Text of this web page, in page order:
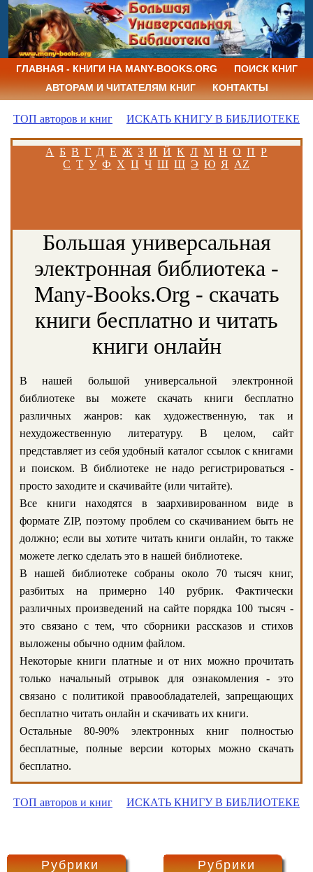
ГЛАВНАЯ - КНИГИ НА MANY-BOOKS.ORG
ПОИСК КНИГ
АВТОРАМ И ЧИТАТЕЛЯМ КНИГ
КОНТАКТЫ
ТОП авторов и книг ИСКАТЬ КНИГУ В БИБЛИОТЕКЕ
А Б В Г Д Е Ж З И Й К Л М Н О П Р
С Т У Ф Х Ц Ч Ш Щ Э Ю Я AZ
Большая универсальная
электронная библиотека -
Many-Books.Org - скачать
книги бесплатно и читать
книги онлайн
В нашей большой универсальной электронной
библиотеке вы можете скачать книги бесплатно
различных жанров: как художественную, так и
нехудожественную литературу. В целом, сайт
представляет из себя удобный каталог ссылок с книгами
и поиском. В библиотеке не надо регистрироваться -
просто заходите и скачивайте (или читайте).
Все книги находятся в заархивированном виде в
формате ZIP, поэтому проблем со скачиванием быть не
должно; если вы хотите читать книги онлайн, то также
можете легко сделать это в нашей библиотеке.
В нашей библиотеке собраны около 70 тысяч книг,
разбитых на примерно 140 рубрик. Фактически
различных произведений на сайте порядка 100 тысяч -
это связано с тем, что сборники рассказов и стихов
выложены обычно одним файлом.
Некоторые книги платные и от них можно прочитать
только начальный отрывок для ознакомления - это
связано с политикой правообладателей, запрещающих
бесплатно читать онлайн и скачивать их книги.
Остальные 80-90% электронных книг полностью
бесплатные, полные версии которых можно скачать
бесплатно.
ТОП авторов и книг ИСКАТЬ КНИГУ В БИБЛИОТЕКЕ
Рубрики Рубрики